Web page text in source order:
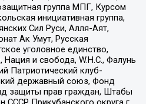
группа МПГ, Курсом
инициативная группа,
Сил Руси, Алля-Аят,
Ак Умут, Русская
уголовное единство,
и свобода, W.H.С., Фалунь
Патриотический клуб-
державный союз, Фонд
защиты прав граждан, Штабы